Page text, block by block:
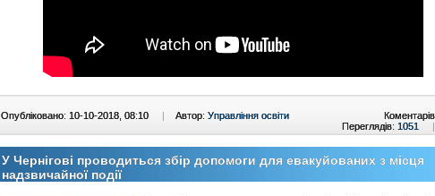
Опубліковано: 10-10-2018, 08:10 | Автор: Управління освіти
Переглядів: 1051 |
У Чернігові проводиться збір допомоги для евакуйованих з місця
надзвичайної події